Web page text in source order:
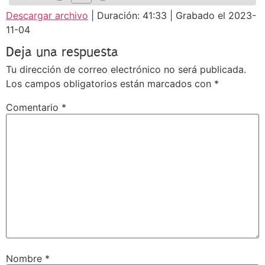
SUSCRIBIR COMPARTIR
COMPARTIR
ENLACE
Descargar archivo Duración: 41:33
Grabado el 2023-
11-04
Deja una respuesta
Tu dirección de correo electrónico no será publicada.
Los campos obligatorios están marcados con *
Comentario *
Nombre *